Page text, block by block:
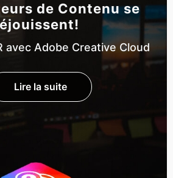
de Contenu se
avec Adobe Creative Cloud
Lire la suite